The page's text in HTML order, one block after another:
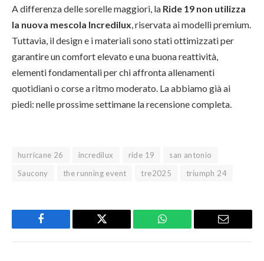
A differenza delle sorelle maggiori, la Ride 19 non utilizza
la nuova mescola Incredilux , riservata ai modelli premium.
Tuttavia, il design e i materiali sono stati ottimizzati per
garantire un comfort elevato e una buona reattività,
elementi fondamentali per chi affronta allenamenti
quotidiani o corse a ritmo moderato. La abbiamo già ai
piedi: nelle prossime settimane la recensione completa.
hurricane 26 incredilux ride 19
san antonio
Saucony
the running event tre2025 triumph 24
Facebook Twitter WhatsApp Email